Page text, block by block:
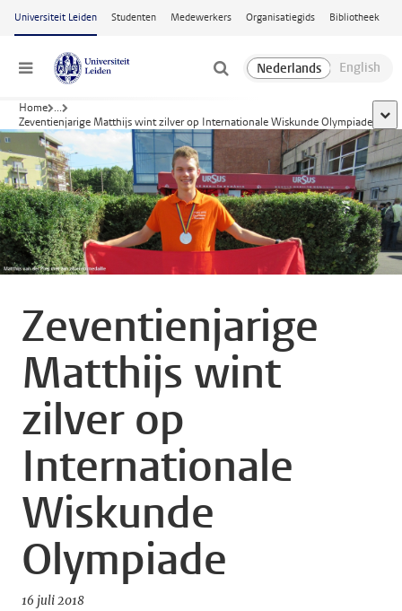
Ga naar hoofdinhoud
Universiteit Leiden Studenten Medewerkers Organisatiegids Bibliotheek
Menu
Home ...
Zeventienjarige Matthijs wint zilver op Internationale Wiskunde Olympiade
Zeventienjarige
Matthijs wint
zilver op
Internationale
Wiskunde
Olympiade
16 juli 2018